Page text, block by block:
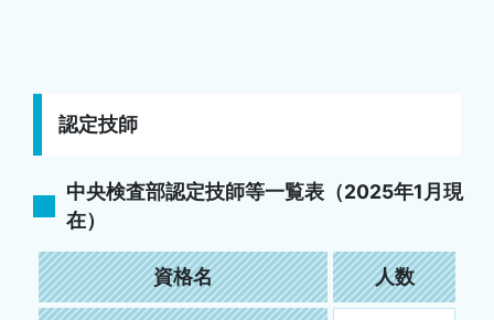
認定技師
中央検査部認定技師等一覧表（2025年1月現
在）
資格名 人数